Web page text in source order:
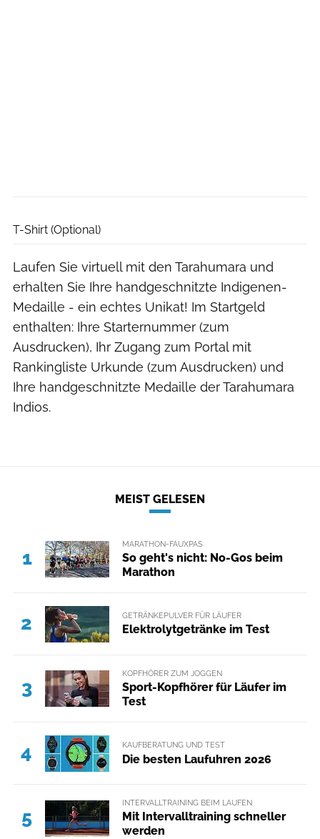
T-Shirt (Optional)
Laufen Sie virtuell mit den Tarahumara und
erhalten Sie Ihre handgeschnitzte Indigenen-
Medaille - ein echtes Unikat! Im Startgeld
enthalten: Ihre Starternummer (zum
Ausdrucken), Ihr Zugang zum Portal mit
Rankingliste Urkunde (zum Ausdrucken) und
Ihre handgeschnitzte Medaille der Tarahumara
Indios.
MEIST GELESEN
1
MARATHON-FAUXPAS
So geht's nicht: No-Gos beim
Marathon
2 GETRÄNKEPULVER FÜR LÄUFER
Elektrolytgetränke im Test
3
KOPFHÖRER ZUM JOGGEN
Sport-Kopfhörer für Läufer im
Test
4 KAUFBERATUNG UND TEST
Die besten Laufuhren 2026
5
INTERVALLTRAINING BEIM LAUFEN
Mit Intervalltraining schneller
werden